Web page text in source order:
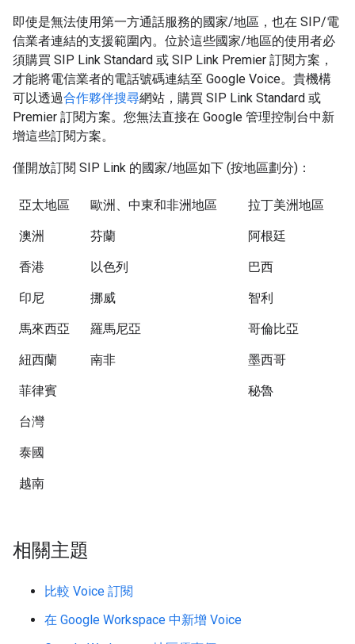
即使是無法使用第一方通話服務的國家/地區，也在 SIP/電
信業者連結的支援範圍內。位於這些國家/地區的使用者必
須購買 SIP Link Standard 或 SIP Link Premier 訂閱方案，
才能將電信業者的電話號碼連結至 Google Voice。貴機構
可以透過合作夥伴搜尋網站，購買 SIP Link Standard 或
Premier 訂閱方案。您無法直接在 Google 管理控制台中新
增這些訂閱方案。
僅開放訂閱 SIP Link 的國家/地區如下 (按地區劃分)：
亞太地區 歐洲、中東和非洲地區 拉丁美洲地區
澳洲 芬蘭 阿根廷
香港 以色列 巴西
印尼 挪威 智利
馬來西亞 羅馬尼亞 哥倫比亞
紐西蘭 南非 墨西哥
菲律賓 秘魯
台灣
泰國
越南
相關主題
比較 Voice 訂閱
在 Google Workspace 中新增 Voice